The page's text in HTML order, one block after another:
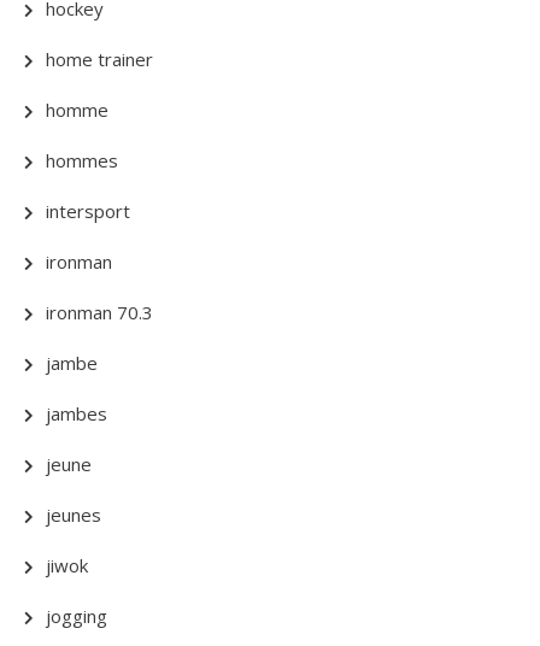
hockey
home trainer
homme
hommes
intersport
ironman
ironman 70.3
jambe
jambes
jeune
jeunes
jiwok
jogging